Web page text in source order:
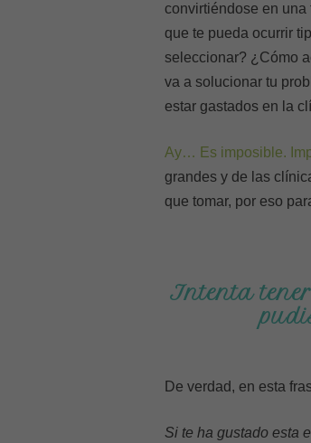
convirtiéndose en
que te pueda ocurrir
seleccionar? ¿Cómo
va a solucionar tu
estar gastados en la
Ay… Es imposible.
grandes y de las
que tomar, por eso
Intenta
De verdad, en esta
Si te ha gustado esta